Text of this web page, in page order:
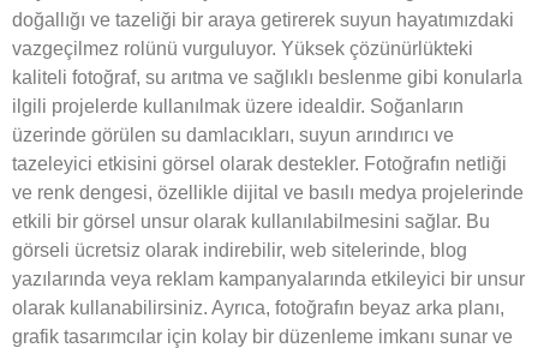
doğallığı ve tazeliği bir araya getirerek suyun hayatımızdaki
vazgeçilmez rolünü vurguluyor. Yüksek çözünürlükteki
kaliteli fotoğraf, su arıtma ve sağlıklı beslenme gibi konularla
ilgili projelerde kullanılmak üzere idealdir. Soğanların
üzerinde görülen su damlacıkları, suyun arındırıcı ve
tazeleyici etkisini görsel olarak destekler. Fotoğrafın netliği
ve renk dengesi, özellikle dijital ve basılı medya projelerinde
etkili bir görsel unsur olarak kullanılabilmesini sağlar. Bu
görseli ücretsiz olarak indirebilir, web sitelerinde, blog
yazılarında veya reklam kampanyalarında etkileyici bir unsur
olarak kullanabilirsiniz. Ayrıca, fotoğrafın beyaz arka planı,
grafik tasarımcılar için kolay bir düzenleme imkanı sunar ve